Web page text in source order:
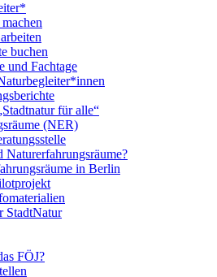
buchen
und Fachtage
für alle“
(NER)
Naturerfahrungsräume?
in Berlin
StadtNatur
FÖJ?